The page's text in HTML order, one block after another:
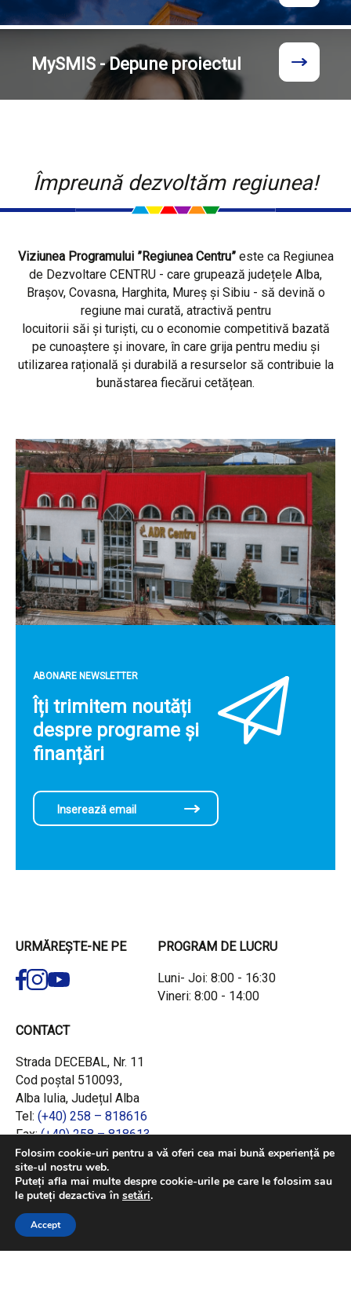
MySMIS - Depune proiectul
Împreună dezvoltăm regiunea!
Viziunea Programului ”Regiunea Centru”este ca Regiunea
de Dezvoltare CENTRU - care grupează județele Alba,
Brașov, Covasna, Harghita, Mureș și Sibiu - să devină o
regiune mai curată, atractivă pentru
locuitorii săi și turiști, cu o economie competitivă bazată
pe cunoaștere și inovare, în care grija pentru mediu și
utilizarea rațională și durabilă a resurselor să contribuie la
bunăstarea fiecărui cetățean.
ABONARE NEWSLETTER
Îți trimitem noutăți
despre programe și
finanțări
URMĂREȘTE-NE PE PROGRAM DE LUCRU
Luni- Joi: 8:00 - 16:30
Vineri: 8:00 - 14:00
CONTACT
Strada DECEBAL, Nr. 11
Cod poștal 510093,
Alba Iulia, Județul Alba
Tel: (+40) 258 – 818616
Fax:(+40) 258 – 818613
Email:office@adrcentru.ro
LINK-URI RAPIDE
Consiliul European
Jurnalul Oficial al Uniunii Europene
Folosim cookie-uri pentru a vă oferi cea mai bună experiență pe
site-ul nostru web.
Puteți afla mai multe despre cookie-urile pe care le folosim sau
le puteți dezactiva în setări.
Accept